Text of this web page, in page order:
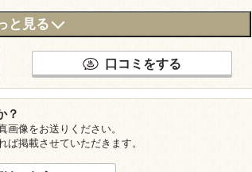
と見る
口コミをする
？
像をお送りください。
掲載させていただきます。